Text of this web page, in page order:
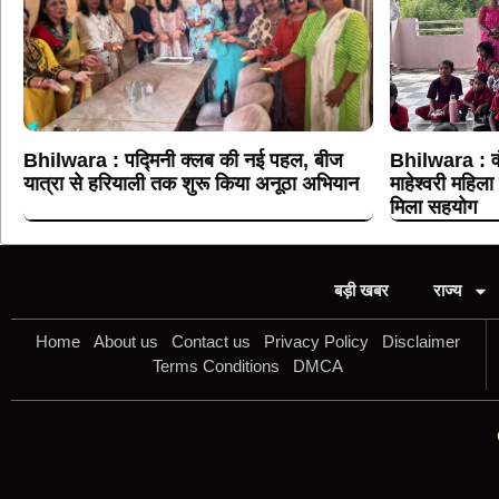
Bhilwara : पद्मिनी क्लब की नई पहल, बीज
यात्रा से हरियाली तक शुरू किया अनूठा अभियान
Bhilwara :
माहेश्वरी
मिला सहयोग
बड़ी खबर राज्य
Home About us Contact us Privacy Policy
Disclaimer
Terms Conditions
DMCA